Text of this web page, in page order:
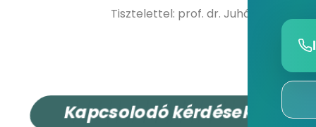
Tisztelettel: prof. dr. Juhász Árpád
Kapcsolodókérdések